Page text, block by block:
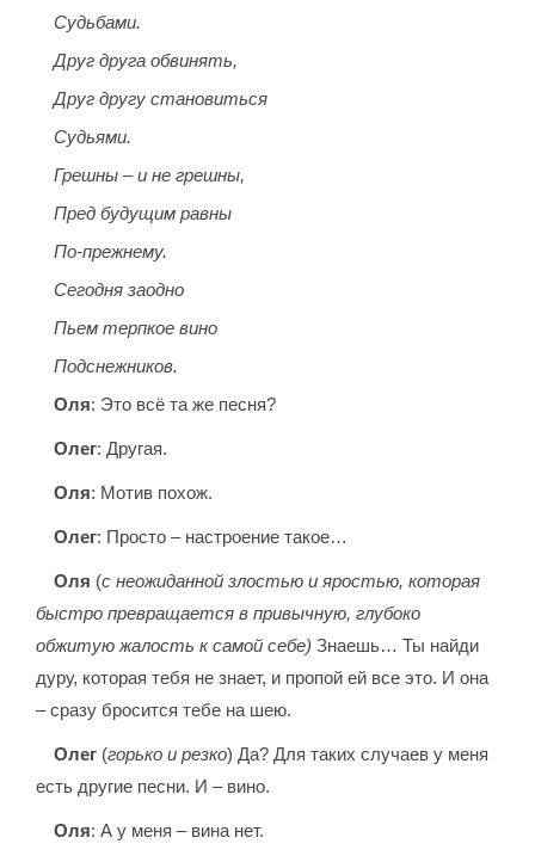
Судьбами.
Друг друга обвинять,
Друг другу становиться
Судьями.
Грешны – и не грешны,
Пред будущим равны
По-прежнему.
Сегодня заодно
Пьем терпкое вино
Подснежников.
Оля: Это всё та же песня?
Олег: Другая.
Оля: Мотив похож.
Олег: Просто – настроение такое…
Оля (с неожиданной злостью и яростью, которая
быстро превращается в привычную, глубоко
обжитую жалость к самой себе)Знаешь… Ты найди
дуру, которая тебя не знает, и пропой ей все это. И она
– сразу бросится тебе на шею.
Олег (горько и резко) Да? Для таких случаев у меня
есть другие песни. И – вино.
Оля: А у меня – вина нет.